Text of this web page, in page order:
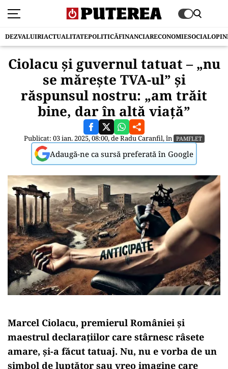
DEZVALUIRIACTUALITATEPOLITICĂFINANCIARECONOMIESOCIAL
Ciolacu și guvernul tatuat – „nu
se mărește TVA-ul” și
răspunsul nostru: „am trăit
bine, dar în altă viață”
Publicat: 03 ian. 2025, 08:00, deRadu Caranfil, în PAMFLET
Adaugă-ne ca sursă preferată în Google
Marcel Ciolacu, premierul României și
maestrul declarațiilor care stârnesc râsete
amare, și-a făcut tatuaj. Nu, nu e vorba de un
simbol de luptător sau vreo imagine care